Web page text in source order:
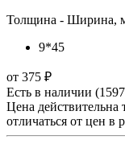
Толщина - Ширина,
9*45
от 375 ₽
Есть в наличии
Цена действительна
отличаться от цен в